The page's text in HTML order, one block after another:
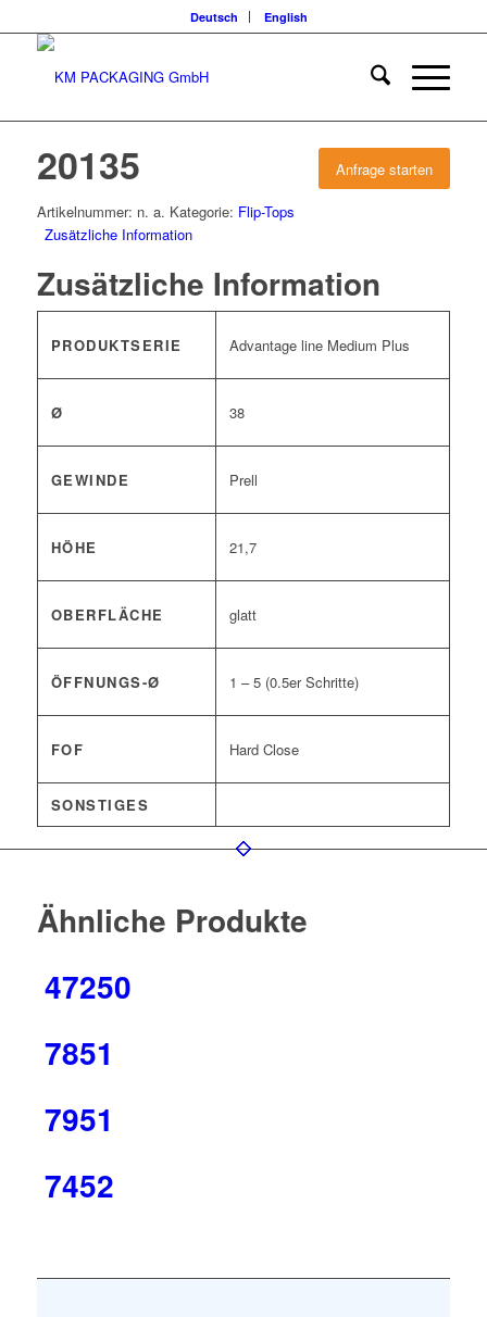
Deutsch English
Anfrage starten
20135
Artikelnummer: n. a. Kategorie: Flip-Tops
Zusätzliche Information
Zusätzliche Information
PRODUKTSERIE Advantage line Medium Plus
Ø 38
GEWINDE Prell
HÖHE 21,7
OBERFLÄCHE glatt
ÖFFNUNGS-Ø 1 – 5 (0.5er Schritte)
FOF Hard Close
SONSTIGES
Ähnliche Produkte
47250
7851
7951
7452